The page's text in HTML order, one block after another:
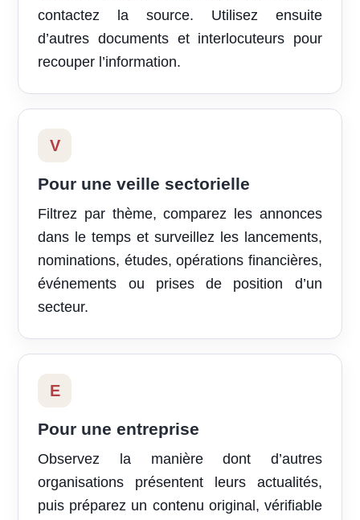
contactez la source. Utilisez ensuite
d’autres documents et interlocuteurs pour
recouper l’information.
V
Pour une veille sectorielle
Filtrez par thème, comparez les annonces
dans le temps et surveillez les lancements,
nominations, études, opérations financières,
événements ou prises de position d’un
secteur.
E
Pour une entreprise
Observez la manière dont d’autres
organisations présentent leurs actualités,
puis préparez un contenu original, vérifiable